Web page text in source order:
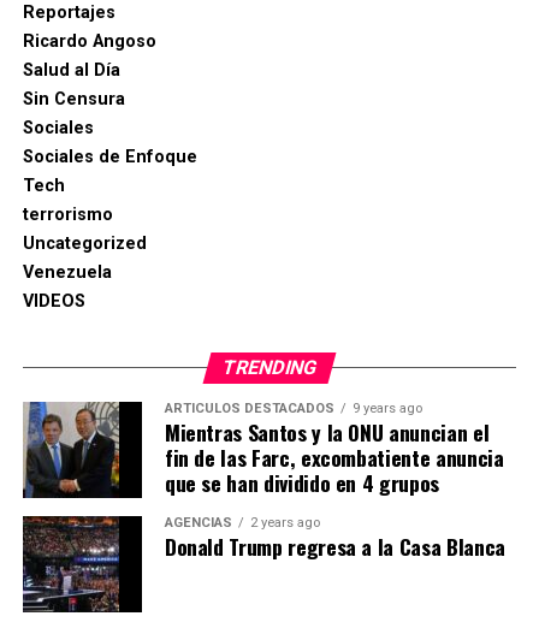
Reportajes
Ricardo Angoso
Salud al Día
Sin Censura
Sociales
Sociales de Enfoque
Tech
terrorismo
Uncategorized
Venezuela
VIDEOS
TRENDING
ARTICULOS DESTACADOS 9 years ago
Mientras Santos y la ONU anuncian el
fin de las Farc, excombatiente anuncia
que se han dividido en 4 grupos
AGENCIAS 2 years ago
Donald Trump regresa a la Casa Blanca